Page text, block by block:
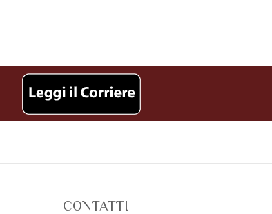
CONTATTI